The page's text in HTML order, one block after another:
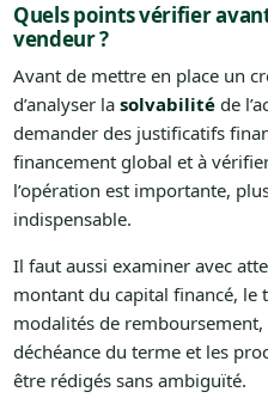
Quels points vérifier
vendeur ?
Avant de mettre en place un
d’analyser la solvabilitéde
demander des justificatifs
financement global et à
l’opération est importante,
indispensable.
Il faut aussi examiner avec
montant du capital financé, le
modalités de remboursement,
déchéance du terme et les
être rédigés sans ambiguïté.